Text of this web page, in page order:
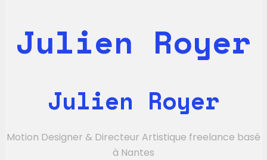
Julien Royer
Julien Royer
Motion Designer & Directeur Artistique freelance basé
à Nantes